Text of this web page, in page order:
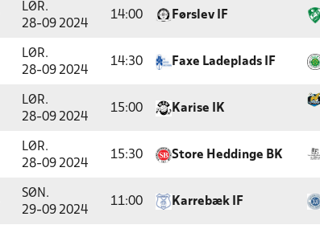
LØR.
28-09 2024
14:00 Førslev IF
LØR.
28-09 2024
14:30 Faxe Ladeplads IF
LØR.
28-09 2024
15:00 Karise IK
LØR.
28-09 2024
15:30 Store Heddinge BK
SØN.
29-09 2024
11:00 Karrebæk IF